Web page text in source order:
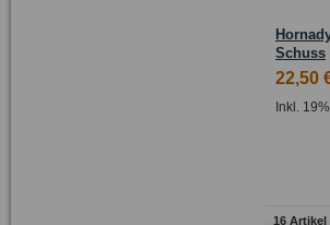
Schuss
22,50
Inkl.
16 Artikel